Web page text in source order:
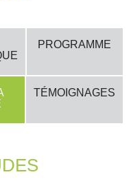
PROGRAMME
TÉMOIGNAGES